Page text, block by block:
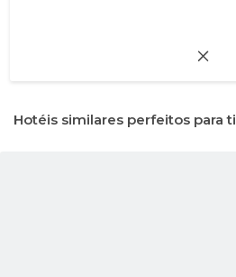
Hotéis similares perfeitos para ti